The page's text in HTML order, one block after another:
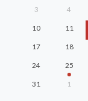
3 4
10 11
17 18
24 25
31 1